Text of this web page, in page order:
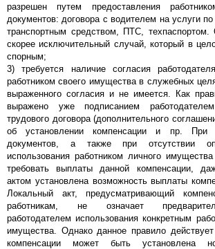
разрешен путем предоставления
документов: договора с водителем на услуги
транспортным средством, ПТС,
скорее исключительный случай, который в
спорным;
3) требуется наличие согласия
работником своего имущества в служебных
выраженного согласия и не имеется. Как
выражено уже подписанием работодателем
трудового договора (дополнительного
об установлении компенсации и пр. При
документов, а также при отсутствии
использования работником личного
требовать выплаты данной компенсации,
актом установлена возможность выплаты
Локальный акт, предусматривающий
работникам, не означает
работодателем использования конкретным
имущества. Однако данное правило
компенсации может быть установлена